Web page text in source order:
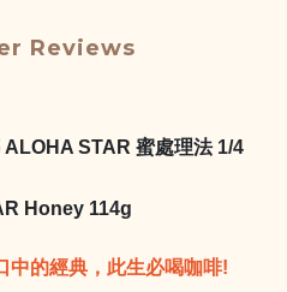
Reviews
ALOHA STAR 蜜處理法 1/4
Honey 114g
的經典，此生必喝咖啡!